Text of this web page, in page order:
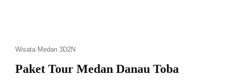
Wisata Medan 3D2N
Paket Tour Medan Danau Toba